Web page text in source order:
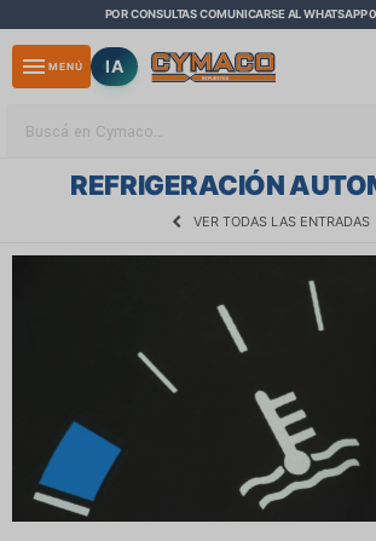
POR CONSULTAS COMUNICARSE AL
menu MENÚ IA
REFRIGERACIÓN
VER TODAS LAS ENTRADAS
close